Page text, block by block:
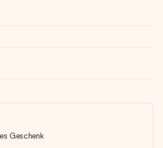
Geschenk